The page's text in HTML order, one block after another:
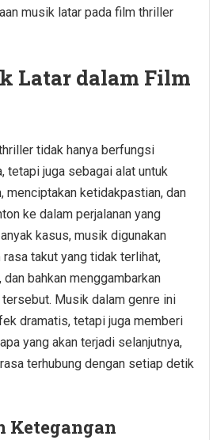
musik latar pada film thriller
Latar dalam Film
tidak hanya berfungsi
tetapi juga sebagai alat untuk
menciptakan ketidakpastian, dan
ke dalam perjalanan yang
kasus, musik digunakan
takut yang tidak terlihat,
bahkan menggambarkan
Musik dalam genre ini
dramatis, tetapi juga memberi
yang akan terjadi selanjutnya,
terhubung dengan setiap detik